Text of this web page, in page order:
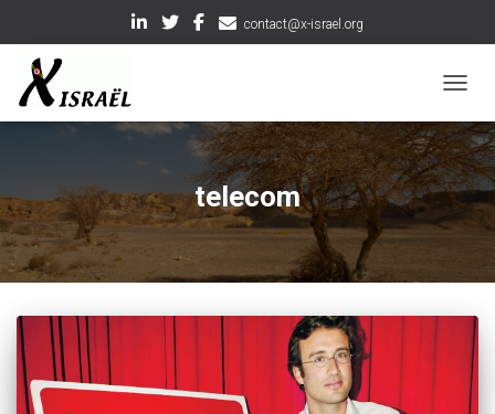
contact@x-israel.org
telecom